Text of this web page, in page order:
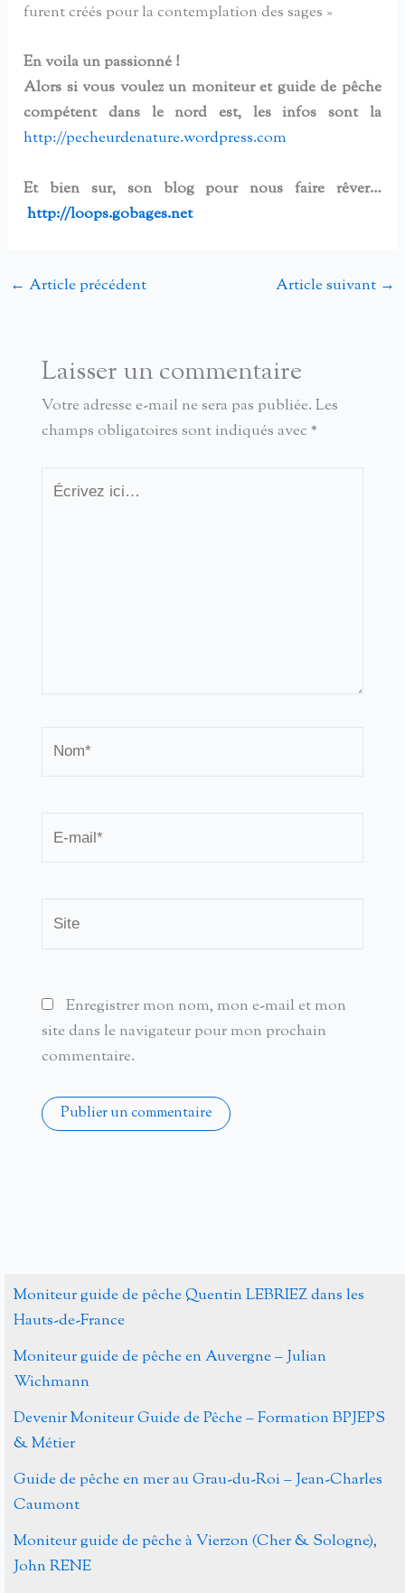
furent créés pour la contemplation des sages »
En voila un passionné !
Alors si vous voulez un moniteur et guide de pêche
compétent dans le nord est, les infos sont la
http://pecheurdenature.wordpress.com
Et bien sur, son blog pour nous faire rêver…
http://loops.gobages.net
← Article précédent Article suivant →
Laisser un commentaire
Votre adresse e-mail ne sera pas publiée. Les
champs obligatoires sont indiqués avec *
Écrivez
mail*
Enregistrer mon nom, mon e-mail et mon
site dans le navigateur pour mon prochain
commentaire.
Moniteur guide de pêche Quentin LEBRIEZ dans les
Hauts-de-France
Moniteur guide de pêche en Auvergne – Julian
Wichmann
Devenir Moniteur Guide de Pêche – Formation BPJEPS
& Métier
Guide de pêche en mer au Grau-du-Roi – Jean-Charles
Caumont
Moniteur guide de pêche à Vierzon (Cher & Sologne),
John RENE